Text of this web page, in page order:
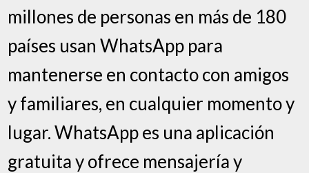
millones de personas en más de 180
países usan WhatsApp para
mantenerse en contacto con amigos
y familiares, en cualquier momento y
lugar. WhatsApp es una aplicación
gratuita y ofrece mensajería y